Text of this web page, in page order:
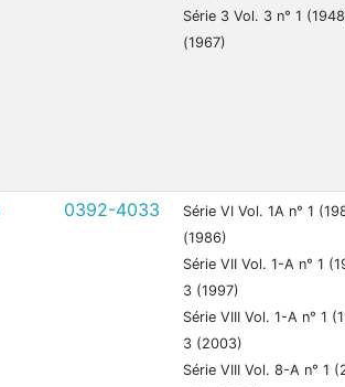
Série 3 Vol. 3 n° 1
(1967)
0392-4033
Série VI Vol. 1A n° 1
(1986)
Série VII Vol. 1-A n° 1
3 (1997)
Série VIII Vol. 1-A n° 1
3 (2003)
Série VIII Vol. 8-A n° 1